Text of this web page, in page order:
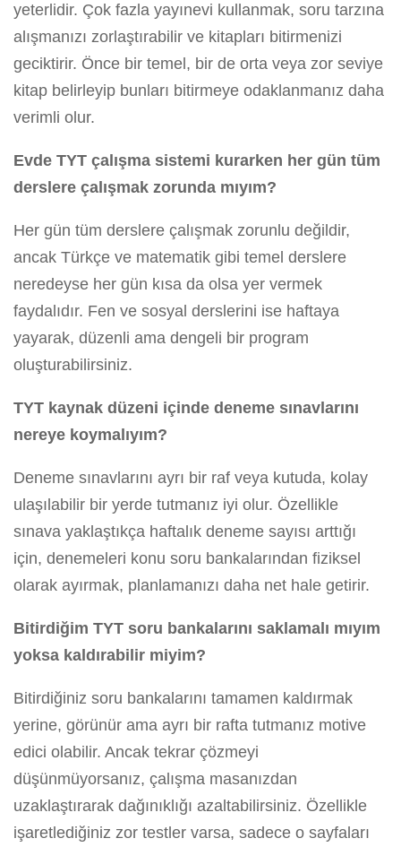
yeterlidir. Çok fazla yayınevi kullanmak, soru tarzına
alışmanızı zorlaştırabilir ve kitapları bitirmenizi
geciktirir. Önce bir temel, bir de orta veya zor seviye
kitap belirleyip bunları bitirmeye odaklanmanız daha
verimli olur.
Evde TYT çalışma sistemi kurarken her gün tüm
derslere çalışmak zorunda mıyım?
Her gün tüm derslere çalışmak zorunlu değildir,
ancak Türkçe ve matematik gibi temel derslere
neredeyse her gün kısa da olsa yer vermek
faydalıdır. Fen ve sosyal derslerini ise haftaya
yayarak, düzenli ama dengeli bir program
oluşturabilirsiniz.
TYT kaynak düzeni içinde deneme sınavlarını
nereye koymalıyım?
Deneme sınavlarını ayrı bir raf veya kutuda, kolay
ulaşılabilir bir yerde tutmanız iyi olur. Özellikle
sınava yaklaştıkça haftalık deneme sayısı arttığı
için, denemeleri konu soru bankalarından fiziksel
olarak ayırmak, planlamanızı daha net hale getirir.
Bitirdiğim TYT soru bankalarını saklamalı mıyım
yoksa kaldırabilir miyim?
Bitirdiğiniz soru bankalarını tamamen kaldırmak
yerine, görünür ama ayrı bir rafta tutmanız motive
edici olabilir. Ancak tekrar çözmeyi
düşünmüyorsanız, çalışma masanızdan
uzaklaştırarak dağınıklığı azaltabilirsiniz. Özellikle
işaretlediğiniz zor testler varsa, sadece o sayfaları